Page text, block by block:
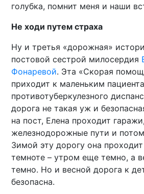
голубка, помнит меня и наши
Не ходи путем страха
Ну и третья «дорожная»
постовой сестрой милосердия
Фонаревой. Эта «Скорая
приходит к маленьким
противотуберкулезного
дорога не такая уж и
на пост, Елена проходит гаражи,
железнодорожные пути и
Зимой эту дорогу она проходит
темноте – утром еще темно, а
темно. Но и весной дорога к
безопасна.